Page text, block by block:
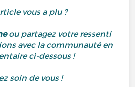
vous a plu ?
ou partagez votre ressenti
avec la communauté en
ci-dessous !
soin de vous !